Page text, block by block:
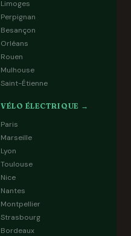
Limoges
Perpignan
Besançon
Orléans
Rouen
Mulhouse
Saint-Étienne
VÉLO ÉLECTRIQUE →
Paris
Marseille
Lyon
Toulouse
Nice
Nantes
Montpellier
Strasbourg
Bordeaux